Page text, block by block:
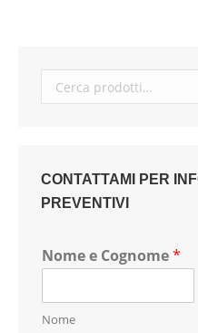
CONTATTAMI PER
PREVENTIVI
Nome e Cognome*
Nome